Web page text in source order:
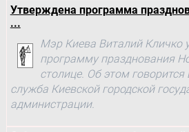
Утверждена программа
...
Мэр Киева Виталий Кличко
программу празднования
столице. Об этом
служба Киевской городской
администрации.